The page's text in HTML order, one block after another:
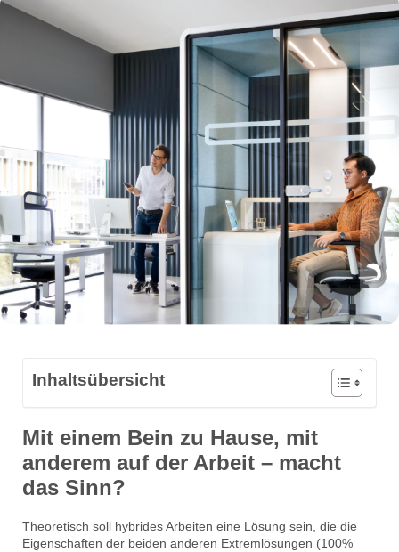
Inhaltsübersicht
Mit einem Bein zu Hause, mit
anderem auf der Arbeit – macht
das Sinn?
Theoretisch soll hybrides Arbeiten eine Lösung sein, die die
Eigenschaften der beiden anderen Extremlösungen (100%